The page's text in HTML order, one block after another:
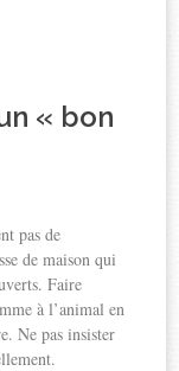
« bon
pas de
de maison qui
Faire
à l’animal en
Ne pas insister